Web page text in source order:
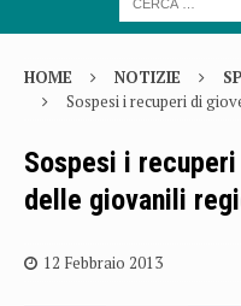
HOME NOTIZIE
Sospesi i recuperi di
Sospesi i
delle giovanili
12 Febbraio 2013